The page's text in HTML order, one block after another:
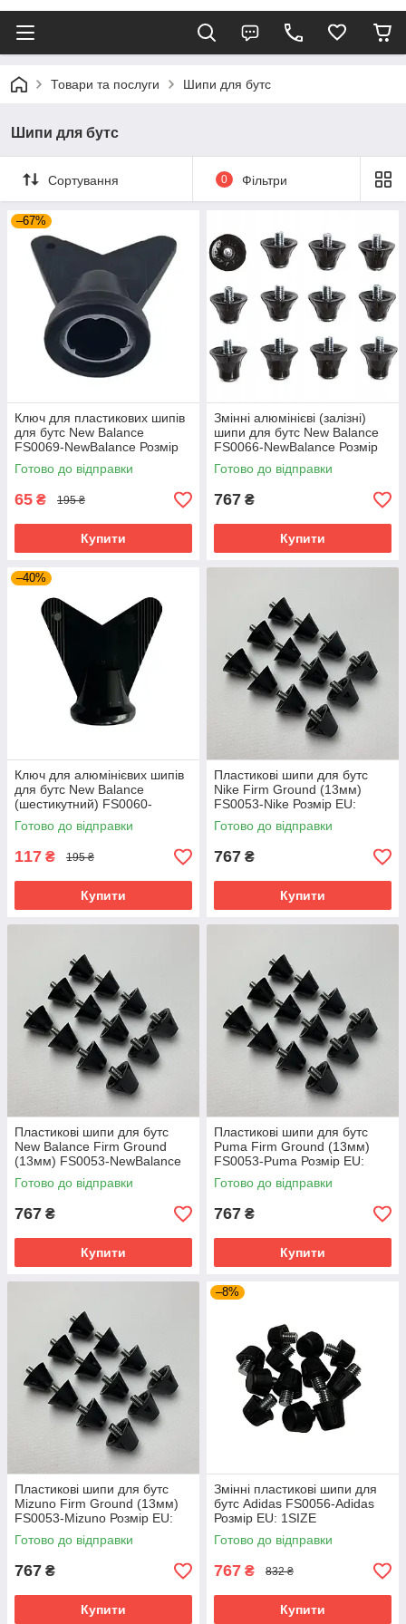
Товари та послуги Шипи для бутс
Шипи для бутс
Сортування 0 Фільтри
–67%
Ключ для пластикових шипів
для бутс New Balance
FS0069-NewBalance Розмір
EU: 1SIZE
Готово до відправки
65 ₴ 195 ₴
Купити
Змінні алюмінієві (залізні)
шипи для бутс New Balance
FS0066-NewBalance Розмір
EU: 1SIZE
Готово до відправки
767 ₴
Купити
–40%
Ключ для алюмінієвих шипів
для бутс New Balance
(шестикутний) FS0060-
NewBalance Розмір EU: 1SIZE
Готово до відправки
117 ₴ 195 ₴
Купити
Пластикові шипи для бутс
Nike Firm Ground (13мм)
FS0053-Nike Розмір EU:
1SIZE
Готово до відправки
767 ₴
Купити
Пластикові шипи для бутс
New Balance Firm Ground
(13мм) FS0053-NewBalance
Розмір EU: 1SIZE
Готово до відправки
767 ₴
Купити
Пластикові шипи для бутс
Puma Firm Ground (13мм)
FS0053-Puma Розмір EU:
1SIZE
Готово до відправки
767 ₴
Купити
Пластикові шипи для бутс
Mizuno Firm Ground (13мм)
FS0053-Mizuno Розмір EU:
1SIZE
Готово до відправки
767 ₴
Купити
–8%
Змінні пластикові шипи для
бутс Adidas FS0056-Adidas
Розмір EU: 1SIZE
Готово до відправки
767 ₴ 832 ₴
Купити